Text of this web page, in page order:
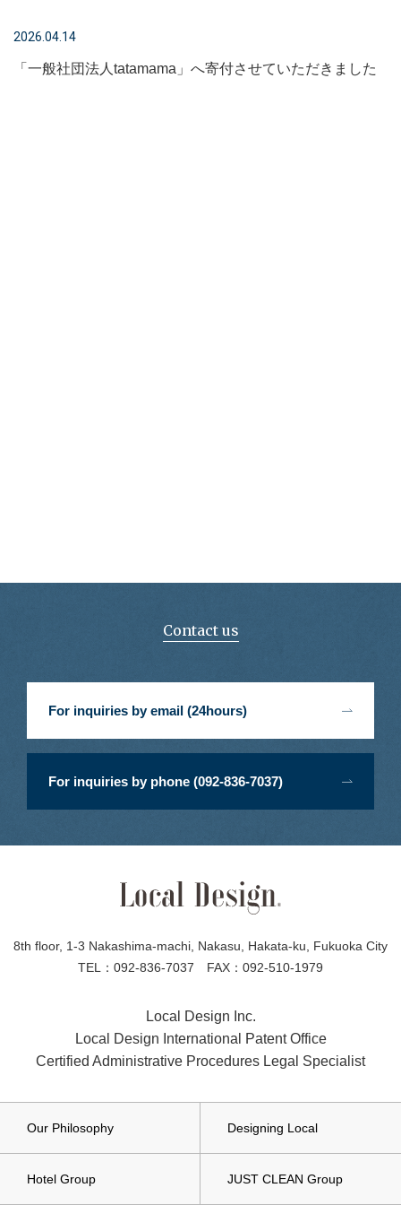
2026.04.14
「一般社団法人tatamama」へ寄付させていただきました
Contact us
For inquiries by email (24hours)
For inquiries by phone (092-836-7037)
8th floor, 1-3 Nakashima-machi, Nakasu, Hakata-ku, Fukuoka City
TEL：092-836-7037 FAX：092-510-1979
Local Design Inc.
Local Design International Patent Office
Certified Administrative Procedures Legal Specialist
Our Philosophy Designing Local
Hotel Group JUST CLEAN Group